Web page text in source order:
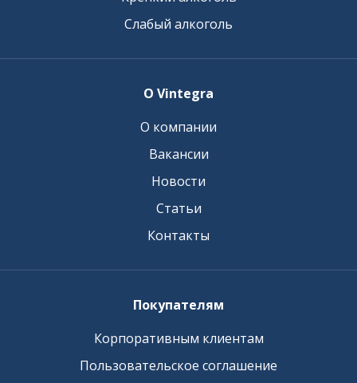
Слабый алкоголь
О Vintegra
О компании
Вакансии
Новости
Статьи
Контакты
Покупателям
Корпоративным клиентам
Пользовательское соглашение